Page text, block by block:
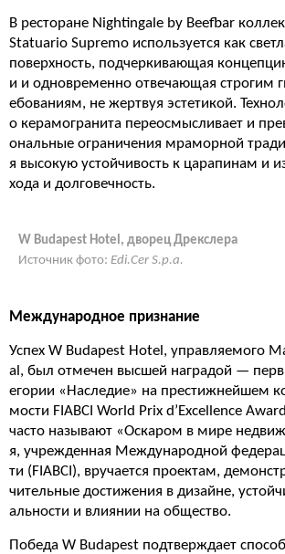
В ресторане Nightingale by Beefbar
Statuario Supremo используется как
поверхность, подчеркивающая
и и одновременно отвечающая строгим
ебованиям, не жертвуя эстетикой.
о керамогранита переосмысливает и
ональные ограничения мраморной
я высокую устойчивость к царапинам и
хода и долговечность.
W Budapest Hotel, дворец Дрекслера
Источник фото: Edi.Cer S.p.a.
Международное признание
Успех W Budapest Hotel, управляемого
al, был отмечен высшей наградой —
егории «Наследие» на престижнейшем
мости FIABCI World Prix d’Excellence
часто называют «Оскаром в мире
я, учрежденная Международной
ти (FIABCI), вручается проектам,
чительные достижения в дизайне,
альности и влиянии на общество.
Победа W Budapest подтверждает